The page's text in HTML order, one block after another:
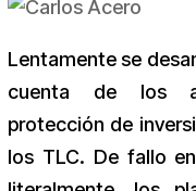
Lentamente se
cuenta de los
protección de
los TLC. De fallo